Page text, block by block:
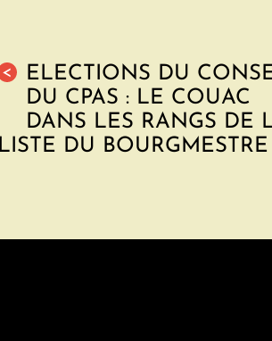
<
ELECTIONS DU
DU CPAS : LE COUAC
DANS LES RANGS DE
LISTE DU BOURGMESTRE